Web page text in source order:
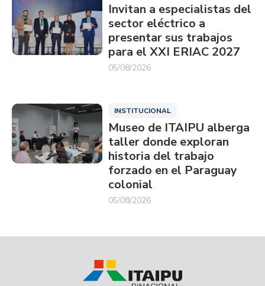
Invitan a especialistas del
sector eléctrico a
presentar sus trabajos
para el XXI ERIAC 2027
05/08/2026
INSTITUCIONAL
Museo de ITAIPU alberga
taller donde exploran
historia del trabajo
forzado en el Paraguay
colonial
05/08/2026